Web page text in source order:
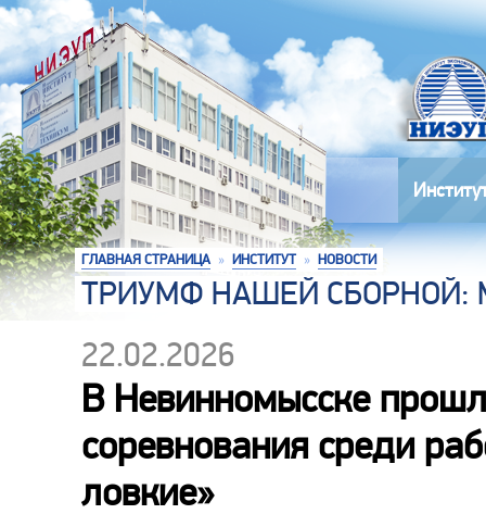
ГЛАВНАЯ СТРАНИЦА » ИНСТИТУТ » НОВОСТИ
ТРИУМФ НАШЕЙ
22.02.2026
В Невинномысске
соревнования среди
ловкие»